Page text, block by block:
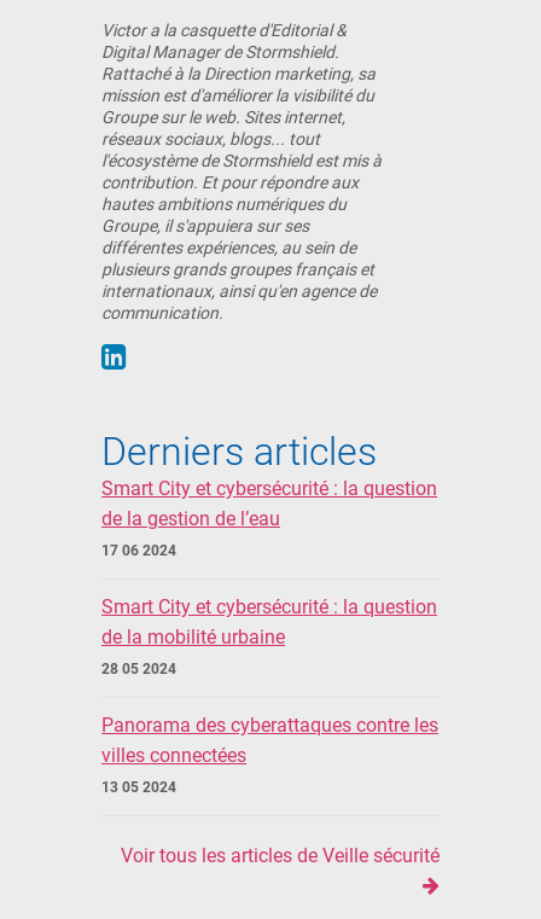
Victor a la casquette d'Editorial &
Digital Manager de Stormshield.
Rattaché à la Direction marketing, sa
mission est d'améliorer la visibilité du
Groupe sur le web. Sites internet,
réseaux sociaux, blogs... tout
l'écosystème de Stormshield est mis à
contribution. Et pour répondre aux
hautes ambitions numériques du
Groupe, il s'appuiera sur ses
différentes expériences, au sein de
plusieurs grands groupes français et
internationaux, ainsi qu'en agence de
communication.
Derniers articles
Smart City et cybersécurité : la question
de la gestion de l’eau
17 06 2024
Smart City et cybersécurité : la question
de la mobilité urbaine
28 05 2024
Panorama des cyberattaques contre les
villes connectées
13 05 2024
Voir tous les articles de Veille sécurité